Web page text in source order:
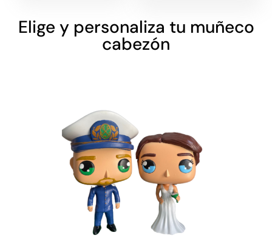
Elige y personaliza tu muñeco
cabezón